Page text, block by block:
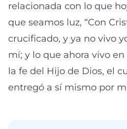
relacionada con lo que
que seamos luz, “Con
crucificado, y ya no vivo
mí; y lo que ahora vivo
la fe del Hijo de Dios, el
entregó a sí mismo por